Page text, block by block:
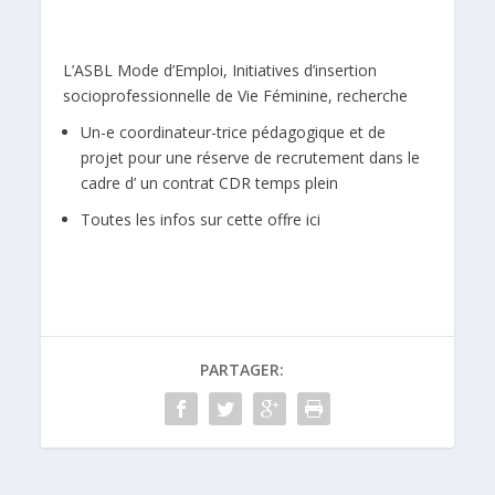
L’ASBL Mode d’Emploi, Initiatives d’insertion
socioprofessionnelle de Vie Féminine, recherche
Un-e coordinateur-trice pédagogique et de
projet pour une réserve de recrutement dans le
cadre d’ un contrat CDR temps plein
Toutes les infos sur cette offre ici
PARTAGER: